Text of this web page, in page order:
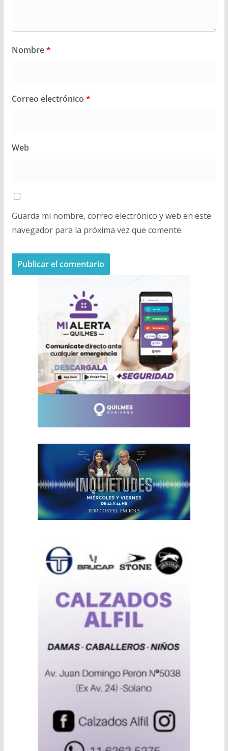
Nombre*
Correo electrónico *
Web
Guarda mi nombre, correo electrónico y web en este
navegador para la próxima vez que comente.